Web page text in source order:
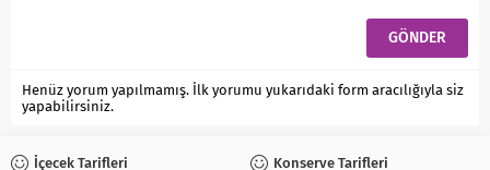
Henüz yorum yapılmamış. İlk yorumu yukarıdaki form aracılığıyla siz
yapabilirsiniz.
İçecek Tarifleri Konserve Tarifleri